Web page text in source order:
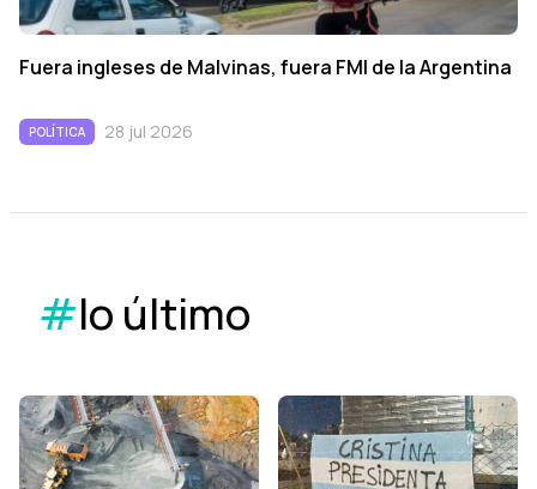
Fuera ingleses de Malvinas, fuera FMI de la Argentina
POLÍTICA 28 jul 2026
#lo último